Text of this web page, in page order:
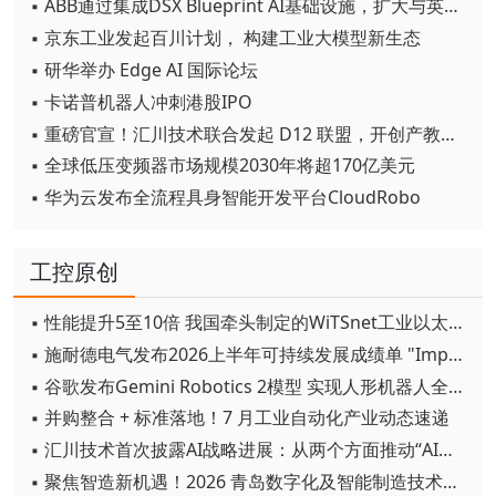
▪ ABB通过集成DSX Blueprint AI基础设施，扩大与英伟达的合作
▪ 京东工业发起百川计划， 构建工业大模型新生态
▪ 研华举办 Edge AI 国际论坛
▪ 卡诺普机器人冲刺港股IPO
▪ 重磅官宣！汇川技术联合发起 D12 联盟，开创产教融合新范式
▪ 全球低压变频器市场规模2030年将超170亿美元
▪ 华为云发布全流程具身智能开发平台CloudRobo
工控原创
▪ 性能提升5至10倍 我国牵头制定的WiTSnet工业以太网国际标准正式发布
▪ 施耐德电气发布2026上半年可持续发展成绩单 "Impact 2030"路线图开局稳健
▪ 谷歌发布Gemini Robotics 2模型 实现人形机器人全身智能控制突破
▪ 并购整合 + 标准落地！7 月工业自动化产业动态速递
▪ 汇川技术首次披露AI战略进展：从两个方面推动“AI业务化”落地
▪ 聚焦智造新机遇！2026 青岛数字化及智能制造技术论坛圆满落幕